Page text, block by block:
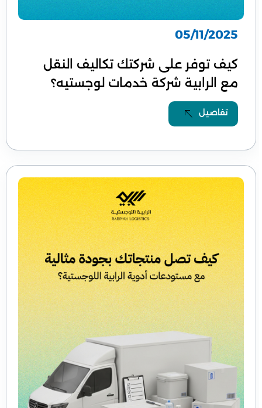
05/11/2025
كيف توفر على شركتك تكاليف النقل
مع الرابية شركة خدمات لوجستيه؟
تفاصيل